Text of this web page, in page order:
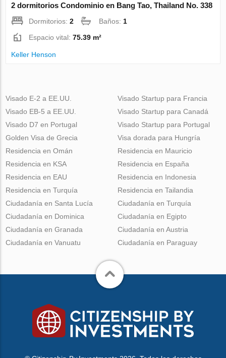
2 dormitorios Condominio en Bang Tao, Thailand No. 338
Dormitorios:2 Baños: 1
Espacio vital:75.39 m²
Keller Henson
Visado E-2 a EE.UU.
Visado EB-5 a EE.UU.
Visado D7 en Portugal
Golden Visa de Grecia
Visado Startup para Francia
Visado Startup para Canadá
Visado Startup para Portugal
Visa dorada para Hungría
Residencia en Omán
Residencia en KSA
Residencia en EAU
Residencia en Turquía
Residencia en Mauricio
Residencia en España
Residencia en Indonesia
Residencia en Tailandia
Ciudadanía en Santa Lucía
Ciudadanía en Dominica
Ciudadanía en Granada
Ciudadanía en Vanuatu
Ciudadanía en Turquía
Ciudadanía en Egipto
Ciudadanía en Austria
Ciudadanía en Paraguay